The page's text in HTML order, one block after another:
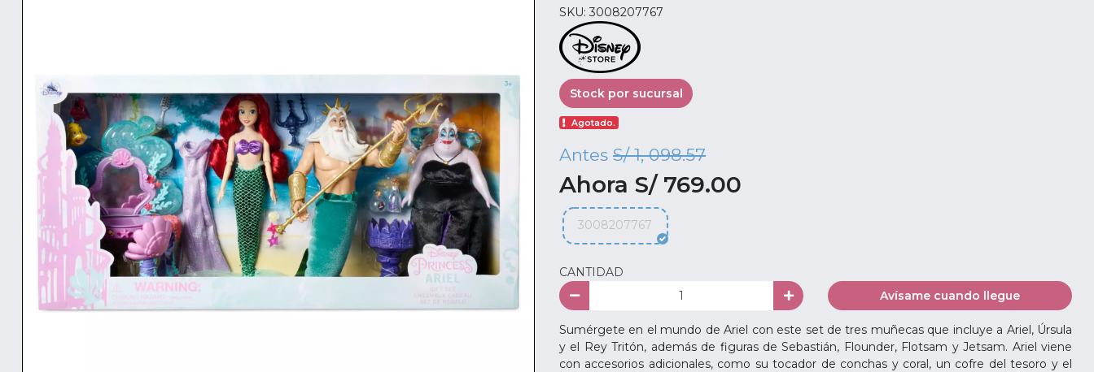
SKU: 3008207767
Stock por sucursal
Agotado.
Antes S/ 1, 098.57
Ahora S/ 769.00
3008207767
CANTIDAD
Avísame cuando llegue
Sumérgete en el mundo de Ariel con este set de tres muñecas que incluye a Ariel, Úrsula
y el Rey Tritón, además de figuras de Sebastián, Flounder, Flotsam y Jetsam. Ariel viene
con accesorios adicionales, como su tocador de conchas y coral, un cofre del tesoro y el